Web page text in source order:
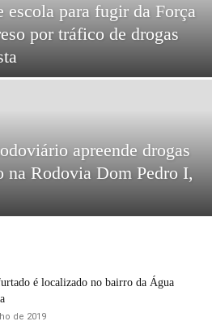
escola para fugir da Força
por tráfico de drogas
apreende drogas
na Rodovia Dom Pedro I,
é localizado no bairro da Água
de 2019